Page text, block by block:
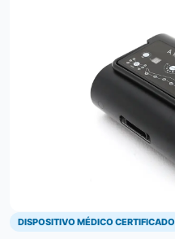
DISPOSITIVO MÉDICO CERTIFICADO